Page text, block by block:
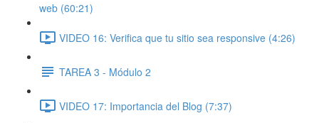
web (60:21)
VIDEO 16: Verifica que tu sitio sea responsive (4:26)
TAREA 3 - Módulo 2
VIDEO 17: Importancia del Blog (7:37)